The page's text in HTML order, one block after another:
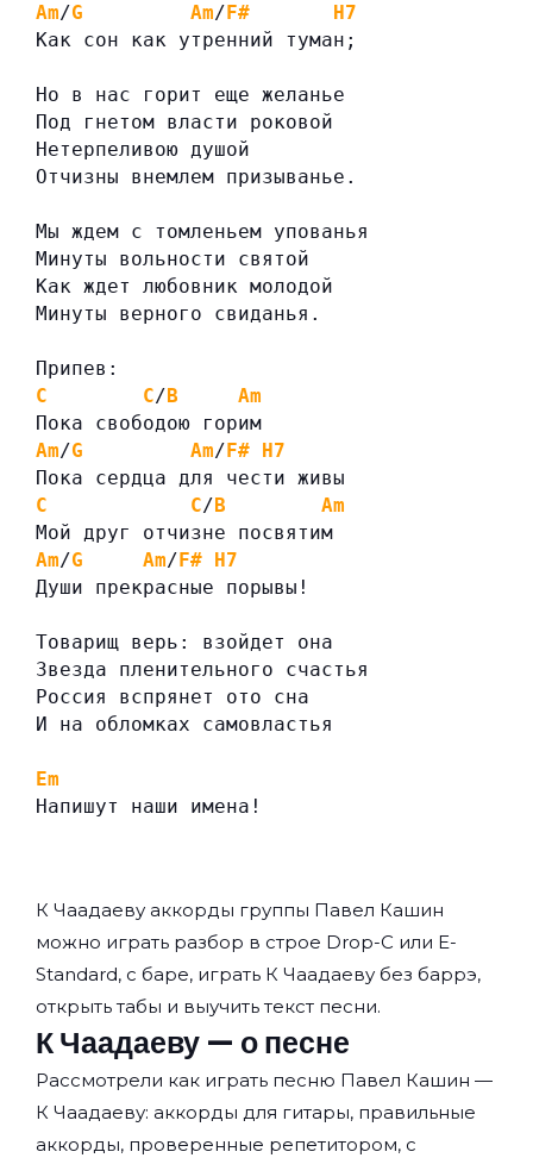
Am/G Am/F#
H7
Как сон как утренний туман;
Но в нас горит еще желанье
Под гнетом власти роковой
Нетерпеливою душой
Отчизны внемлем призыванье.
Мы ждем с томленьем упованья
Минуты вольности святой
Как ждет любовник молодой
Минуты верного свиданья.
Припев:
C
C/B
Am
Пока свободою горим
Am/G Am/F# H7
Пока сердца для чести живы
C
C/B
Am
Мой друг отчизне посвятим
Am/G Am/F# H7
Души прекрасные порывы!
Товарищ верь: взойдет она
Звезда пленительного счастья
Россия вспрянет ото сна
И на обломках самовластья
Em
Напишут наши имена!
К Чаадаеву аккорды группы Павел Кашин
можно играть разбор в строе Drop-C или E-
Standard, с баре, играть К Чаадаеву без баррэ,
открыть табы и выучить текст песни.
К Чаадаеву — о песне
Рассмотрели как играть песню Павел Кашин —
К Чаадаеву: аккорды для гитары, правильные
аккорды, проверенные репетитором, с